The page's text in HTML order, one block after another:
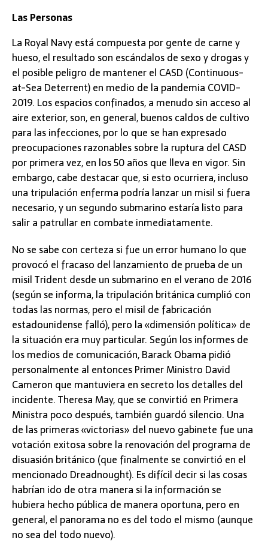
Las Personas
La Royal Navy está compuesta por gente de carne y
hueso, el resultado son escándalos de sexo y drogas y
el posible peligro de mantener el CASD (Continuous-
at-Sea Deterrent) en medio de la pandemia COVID-
2019. Los espacios confinados, a menudo sin acceso al
aire exterior, son, en general, buenos caldos de cultivo
para las infecciones, por lo que se han expresado
preocupaciones razonables sobre la ruptura del CASD
por primera vez, en los 50 años que lleva en vigor. Sin
embargo, cabe destacar que, si esto ocurriera, incluso
una tripulación enferma podría lanzar un misil si fuera
necesario, y un segundo submarino estaría listo para
salir a patrullar en combate inmediatamente.
No se sabe con certeza si fue un error humano lo que
provocó el fracaso del lanzamiento de prueba de un
misil Trident desde un submarino en el verano de 2016
(según se informa, la tripulación británica cumplió con
todas las normas, pero el misil de fabricación
estadounidense falló), pero la «dimensión política» de
la situación era muy particular. Según los informes de
los medios de comunicación, Barack Obama pidió
personalmente al entonces Primer Ministro David
Cameron que mantuviera en secreto los detalles del
incidente. Theresa May, que se convirtió en Primera
Ministra poco después, también guardó silencio. Una
de las primeras «victorias» del nuevo gabinete fue una
votación exitosa sobre la renovación del programa de
disuasión británico (que finalmente se convirtió en el
mencionado Dreadnought). Es difícil decir si las cosas
habrían ido de otra manera si la información se
hubiera hecho pública de manera oportuna, pero en
general, el panorama no es del todo el mismo (aunque
no sea del todo nuevo).